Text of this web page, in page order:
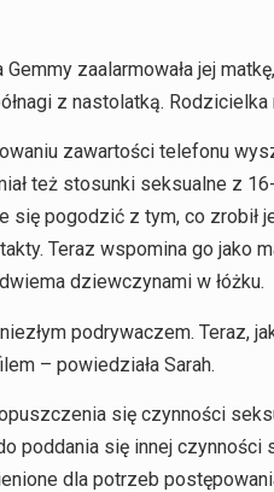
zaalarmowała jej
z nastolatką.
zawartości telefonu
też stosunki seksualne z
się pogodzić z tym, co zrobił
Teraz wspomina go jako
dziewczynami w łóżku.
podrywaczem. Teraz,
– powiedziała Sarah.
się czynności
poddania się innej czynności
dla potrzeb